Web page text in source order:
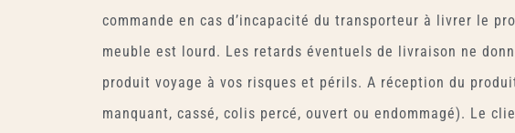
commande en cas d’incapacité du transporteur à livrer le
meuble est lourd. Les retards éventuels de livraison ne
produit voyage à vos risques et périls. A réception du
manquant, cassé, colis percé, ouvert ou endommagé). Le